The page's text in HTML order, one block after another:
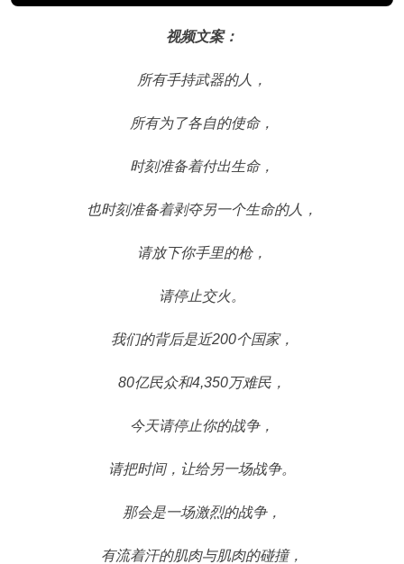
视频文案：
所有手持武器的人，
所有为了各自的使命，
时刻准备着付出生命，
也时刻准备着剥夺另一个生命的人，
请放下你手里的枪，
请停止交火。
我们的背后是近200个国家，
80亿民众和4,350万难民，
今天请停止你的战争，
请把时间，让给另一场战争。
那会是一场激烈的战争，
有流着汗的肌肉与肌肉的碰撞，